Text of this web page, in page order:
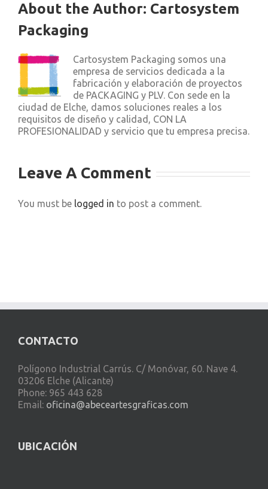
About the Author: Cartosystem
Packaging
Cartosystem Packaging somos una
empresa de servicios dedicada a la
fabricación y elaboración de proyectos
de PACKAGING y PLV. Con sede en la
ciudad de Elche, damos soluciones reales a los
requisitos de diseño y calidad, CON LA
PROFESIONALIDAD y servicio que tu empresa precisa.
Leave A Comment
You must be logged in to post a comment.
CONTACTO
Polígono Industrial Carrús. C/ Monóvar, 60. Nave 4.
03206 Elche (Alicante)
Phone: 965 443 628
Email: oficina@abeceartesgraficas.com
UBICACIÓN